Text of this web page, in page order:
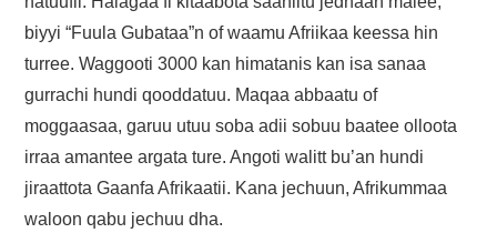
biyyi “Fuula Gubataa”n of waamu Afriikaa keessa hin
turree. Waggooti 3000 kan himatanis kan isa sanaa
gurrachi hundi qooddatuu. Maqaa abbaatu of
moggaasaa, garuu utuu soba adii sobuu baatee olloota
irraa amantee argata ture. Angoti walitt bu’an hundi
jiraattota Gaanfa Afrikaatii. Kana jechuun, Afrikummaa
waloon qabu jechuu dha.